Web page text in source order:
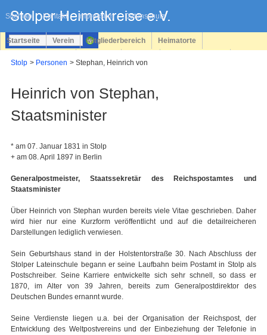
Sitemap Kontakt Impressum Datenschutz
überspringen
Startseite Verein Mitgliederbereich Heimatorte
Stolp Personen Stephan, Heinrich von
Heinrich von Stephan,
Staatsminister
* am 07. Januar 1831 in Stolp
+ am 08. April 1897 in Berlin
Generalpostmeister, Staatssekretär des Reichspostamtes und
Staatsminister
Über Heinrich von Stephan wurden bereits viele Vitae geschrieben. Daher
wird hier nur eine Kurzform veröffentlicht und auf die detailreicheren
Darstellungen lediglich verwiesen.
Sein Geburtshaus stand in der Holstentorstraße 30. Nach Abschluss der
Stolper Lateinschule begann er seine Laufbahn beim Postamt in Stolp als
Postschreiber. Seine Karriere entwickelte sich sehr schnell, so dass er
1870, im Alter von 39 Jahren, bereits zum Generalpostdirektor des
Deutschen Bundes ernannt wurde.
Seine Verdienste liegen u.a. bei der Organisation der Reichspost, der
Entwicklung des Weltpostvereins und der Einbeziehung der Telefonie in